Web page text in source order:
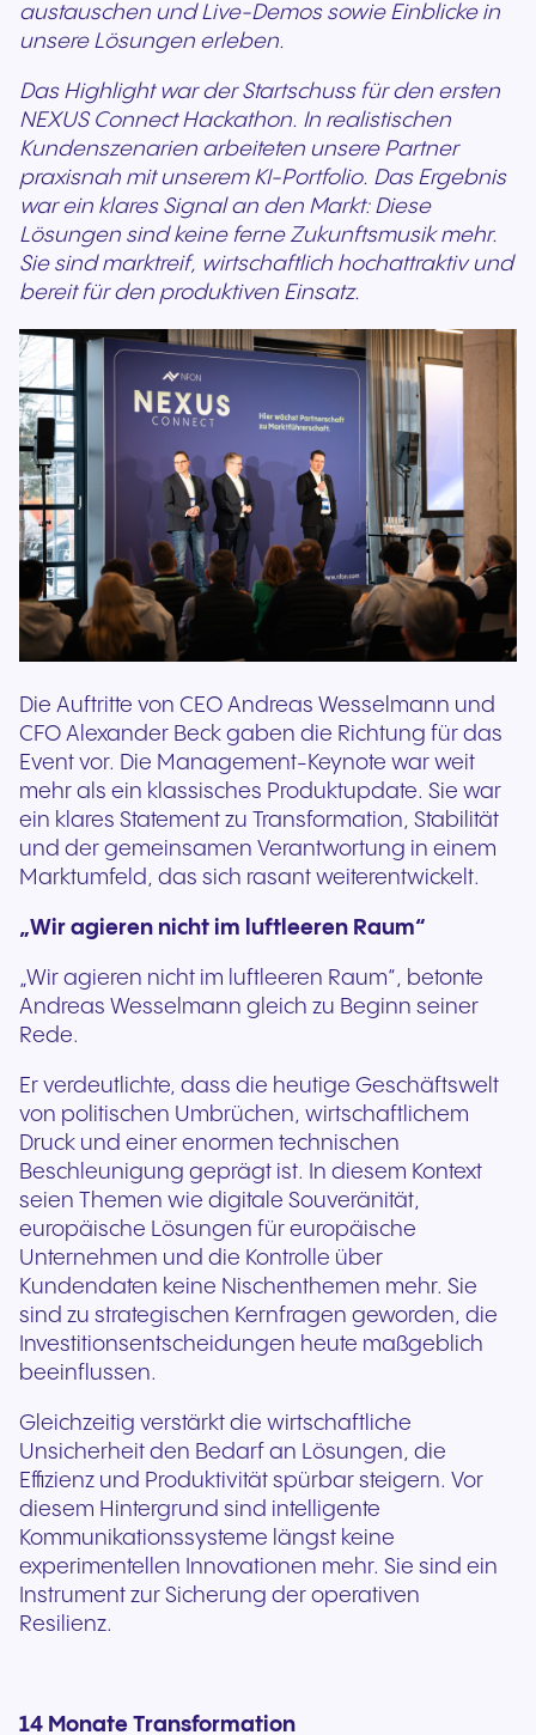
austauschen und Live-Demos sowie Einblicke in
unsere Lösungen erleben.
Das Highlight war der Startschuss für den ersten
NEXUS Connect Hackathon. In realistischen
Kundenszenarien arbeiteten unsere Partner
praxisnah mit unserem KI-Portfolio. Das Ergebnis
war ein klares Signal an den Markt: Diese
Lösungen sind keine ferne Zukunftsmusik mehr.
Sie sind marktreif, wirtschaftlich hochattraktiv und
bereit für den produktiven Einsatz.
Die Auftritte von CEO Andreas Wesselmann und
CFO Alexander Beck gaben die Richtung für das
Event vor. Die Management-Keynote war weit
mehr als ein klassisches Produktupdate. Sie war
ein klares Statement zu Transformation, Stabilität
und der gemeinsamen Verantwortung in einem
Marktumfeld, das sich rasant weiterentwickelt.
„Wir agieren nicht im luftleeren Raum“
„Wir agieren nicht im luftleeren Raum“, betonte
Andreas Wesselmann gleich zu Beginn seiner
Rede.
Er verdeutlichte, dass die heutige Geschäftswelt
von politischen Umbrüchen, wirtschaftlichem
Druck und einer enormen technischen
Beschleunigung geprägt ist. In diesem Kontext
seien Themen wie digitale Souveränität,
europäische Lösungen für europäische
Unternehmen und die Kontrolle über
Kundendaten keine Nischenthemen mehr. Sie
sind zu strategischen Kernfragen geworden, die
Investitionsentscheidungen heute maßgeblich
beeinflussen.
Gleichzeitig verstärkt die wirtschaftliche
Unsicherheit den Bedarf an Lösungen, die
Effizienz und Produktivität spürbar steigern. Vor
diesem Hintergrund sind intelligente
Kommunikationssysteme längst keine
experimentellen Innovationen mehr. Sie sind ein
Instrument zur Sicherung der operativen
Resilienz.
14 Monate Transformation